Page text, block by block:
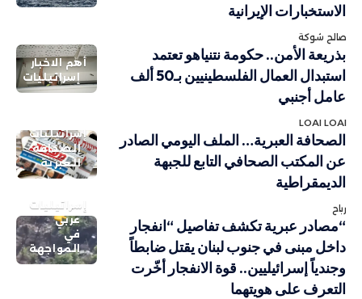
الاستخبارات الإيرانية
صالح شوكة
أهم الاخبار
إسرائيليات
بذريعة الأمن.. حكومة نتنياهو تعتمد
استبدال العمال الفلسطينيين بـ50 ألف
عامل أجنبي
LOAI LOAI
إسرائيليات
الصحافة
العبرية
الصحافة العبرية… الملف اليومي الصادر
عن المكتب الصحافي التابع للجبهة
الديمقراطية
رباح
إسرائيليات
عربي
في
المواجهة
“مصادر عبرية تكشف تفاصيل “انفجار
داخل مبنى في جنوب لبنان يقتل ضابطاً
وجندياً إسرائيليين.. قوة الانفجار أخّرت
التعرف على هويتهما